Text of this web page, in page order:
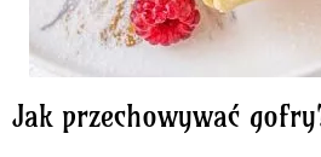
Jak przechowywać